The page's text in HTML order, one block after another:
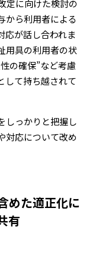
定に向けた検討の
から利用者による
応が話し合われま
用具の利用者の状
の確保”など考慮
して持ち越されて
しっかりと把握し
対応について改め
めた適正化に
有